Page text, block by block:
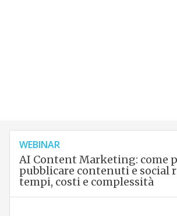
WEBINAR
AI Content Marketing: come
pubblicare contenuti e social
tempi, costi e complessità